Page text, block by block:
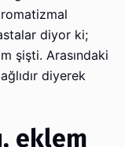
diyor ki;
şişti. Arasındaki
diyerek
eklem